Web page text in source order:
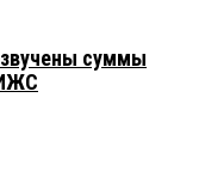
суммы